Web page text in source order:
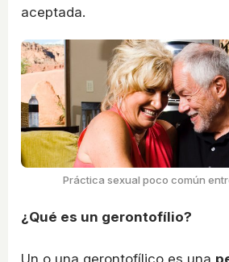
aceptada.
Práctica sexual poco común
¿Qué es un gerontofílio?